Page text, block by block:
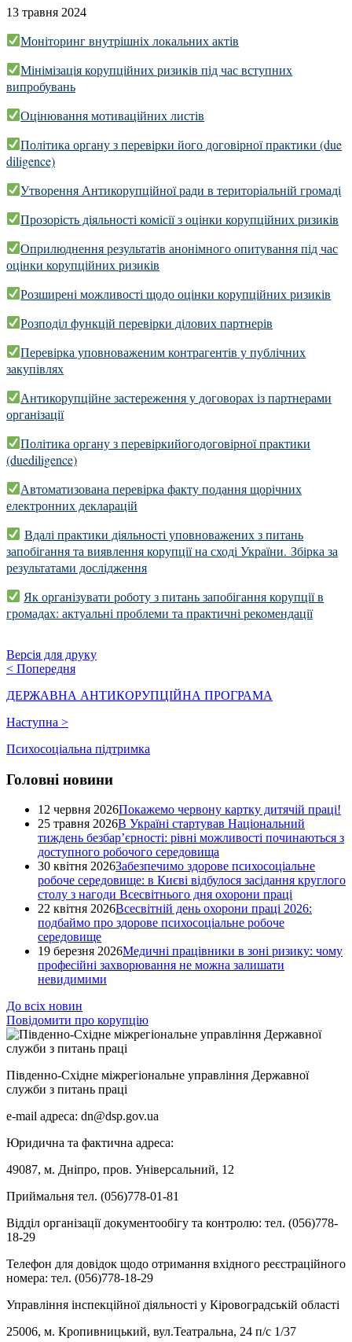
13 травня 2024
Моніторинг внутрішніх локальних актів
Мінімізація корупційних ризиків під час вступних
випробувань
Оцінювання мотиваційних листів
Політика органу з перевірки його договірної практики (due
diligence)
Утворення Антикорупційної ради в територіальній громаді
Прозорість діяльності комісії з оцінки корупційних ризиків
Оприлюднення результатів анонімного опитування під час
оцінки корупційних ризиків
Розширені можливості щодо оцінки корупційних ризиків
Розподіл функцій перевірки ділових партнерів
Перевірка уповноваженим контрагентів у публічних
закупівлях
Антикорупційне застереження у договорах із партнерами
організації
Політика органу з перевіркийогодоговірної практики
(duediligence)
Автоматизована перевірка факту подання щорічних
електронних декларацій
Вдалі практики діяльності уповноважених з питань
запобігання та виявлення корупції на сході України. Збірка за
результатами дослідження
Як організувати роботу з питань запобігання корупції в
громадах: актуальні проблеми та практичні рекомендації
Версія для друку
< Попередня
ДЕРЖАВНА АНТИКОРУПЦІЙНА ПРОГРАМА
Наступна >
Психосоціальна підтримка
Головні новини
12 червня 2026Покажемо червону картку дитячій праці!
25 травня 2026В Україні стартував Національний
тиждень безбар’єрності: рівні можливості починаються з
доступного робочого середовища
30 квітня 2026Забезпечимо здорове психосоціальне
робоче середовище: в Києві відбулося засідання круглого
столу з нагоди Всесвітнього дня охорони праці
22 квітня 2026Всесвітній день охорони праці 2026:
подбаймо про здорове психосоціальне робоче
середовище
19 березня 2026Медичні працівники в зоні ризику: чому
професійні захворювання не можна залишати
невидимими
До всіх новин
Повідомити про корупцію
Південно-Східне міжрегіональне управління Державної
служби з питань праці
e-mail адреса: dn@dsp.gov.ua
Юридична та фактична адреса:
49087, м. Дніпро, пров. Універсальний, 12
Приймальня тел. (056)778-01-81
Відділ організації документообігу та контролю: тел. (056)778-
18-29
Телефон для довідок щодо отримання вхідного реєстраційного
номера: тел. (056)778-18-29
Управління інспекційної діяльності у Кіровоградській області
25006, м. Кропивницький, вул.Театральна, 24 п/с 1/37